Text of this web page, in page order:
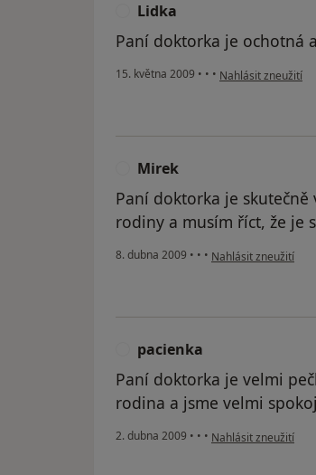
Lidka
Paní doktorka je ochotná
15. května 2009 • • • podle názoru
Nahlásit zneužití
Mirek
Paní doktorka je
rodiny a musím říct, že je
8. dubna 2009 • • • podle názoru
Nahlásit zneužití
pacienka
Paní doktorka je velmi
rodina a jsme velmi
2. dubna 2009 • • • podle názoru
Nahlásit zneužití